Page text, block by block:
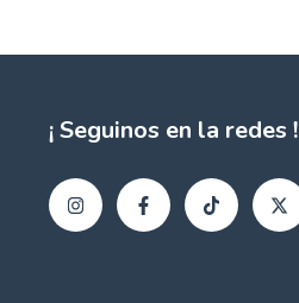
¡ Seguinos en la redes !